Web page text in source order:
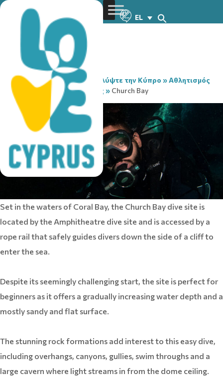
EL
You are here:Home» Ανακαλύψτε την Κύπρο »Αθλητισμός
& Προπόνηση
Καταδύσεις » Church Bay
Set in the waters of Coral Bay, the Church Bay dive site is
located by the Amphitheatre dive site and is accessed by a
rope rail that safely guides divers down the side of a cliff to
enter the sea.
Despite its seemingly challenging start, the site is perfect for
beginners as it offers a gradually increasing water depth and a
mostly sandy and flat surface.
The stunning rock formations add interest to this easy dive,
including overhangs, canyons, gullies, swim throughs and a
large cavern where light streams in from the dome ceiling.